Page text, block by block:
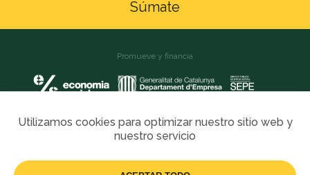
Utilizamos cookies para optimizar nuestro sitio web y
nuestro servicio
Súmate
Promueve y financia